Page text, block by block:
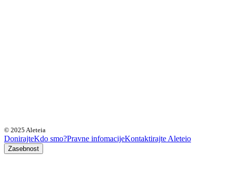
© 2025 Aleteia
DonirajteKdo smo?Pravne infomacijeKontaktirajte Aleteio
Zasebnost